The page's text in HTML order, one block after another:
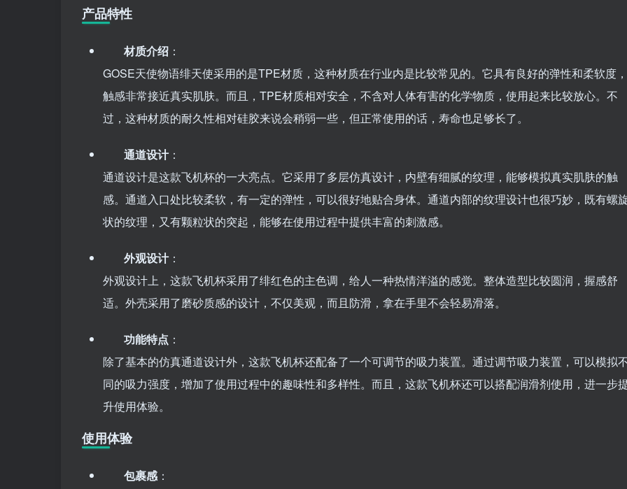
产品特性
材质介绍 ：
GOSE天使物语绯天使采用的是TPE材质，这种材质在行业内是比较常见的。它具有良好的弹性和柔软度，
触感非常接近真实肌肤。而且，TPE材质相对安全，不含对人体有害的化学物质，使用起来比较放心。不
过，这种材质的耐久性相对硅胶来说会稍弱一些，但正常使用的话，寿命也足够长了。
通道设计：
通道设计是这款飞机杯的一大亮点。它采用了多层仿真设计，内壁有细腻的纹理，能够模拟真实肌肤的触
感。通道入口处比较柔软，有一定的弹性，可以很好地贴合身体。通道内部的纹理设计也很巧妙，既有螺
状的纹理，又有颗粒状的突起，能够在使用过程中提供丰富的刺激感。
外观设计：
外观设计上，这款飞机杯采用了绯红色的主色调，给人一种热情洋溢的感觉。整体造型比较圆润，握感舒
适。外壳采用了磨砂质感的设计，不仅美观，而且防滑，拿在手里不会轻易滑落。
功能特点 ：
除了基本的仿真通道设计外，这款飞机杯还配备了一个可调节的吸力装置。通过调节吸力装置，可以模拟
同的吸力强度，增加了使用过程中的趣味性和多样性。而且，这款飞机杯还可以搭配润滑剂使用，进一步
升使用体验。
使用体验
包裹感：